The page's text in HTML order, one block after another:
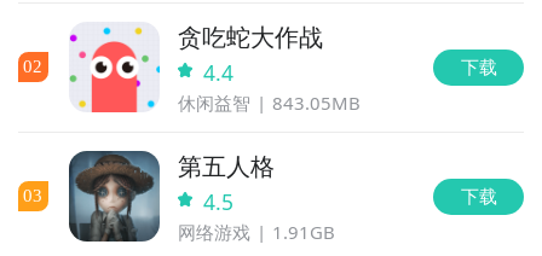
02
贪吃蛇大作战
4.4
休闲益智 843.05MB
下载
03
第五人格
4.5
网络游戏 1.91GB
下载